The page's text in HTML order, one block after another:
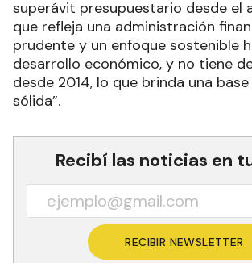
superávit presupuestario desde el
que refleja una administración
prudente y un enfoque sostenible
desarrollo económico, y no tiene
desde 2014, lo que brinda una
sólida”.
Recibí las noticias en
RECIBIR NEWSLETTER